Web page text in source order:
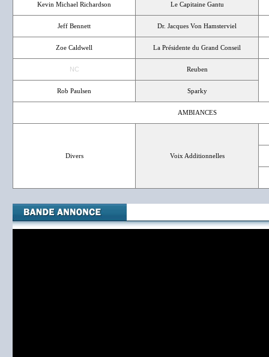
Kevin Michael Richardson Le Capitaine Gantu
Jeff Bennett Dr. Jacques Von Hamsterviel
Zoe Caldwell La Présidente du Grand Conseil
NC Reuben
Rob Paulsen Sparky
AMBIANCES
Divers Voix Additionnelles